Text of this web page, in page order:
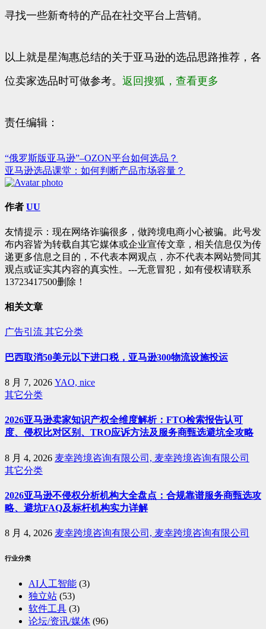
寻找一些新奇特的产品在社交平台上营销。
以上就是星淘惠总结的关于亚马逊的选品思路推荐，各
位卖家选品时可做参考。 返回搜狐，查看更多
责任编辑：
文
章
导
“俄罗斯版亚马逊”–OZON平台如何选品？
亚马逊选品课堂：如何判断产品市场容量？
作者 UU
友情提示：现在网络诈骗很多，做跨境电商小心被骗。此号发
布内容皆为转载自其它媒体或企业宣传文章，相关信息仅为传
递更多信息之目的，不代表本网观点，亦不代表本网站赞同其
观点或证实其内容的真实性。---无意冒犯，如有侵权请联系
13723417500删除！
相关文章
广告引流 其它分类
巴西取消50美元以下进口税，亚马逊300物流设施投运
8 月 7, 2026 YAO, nice
其它分类
2026亚马逊卖家知识产权全维度解析：FTO检索报告认可
度、侵权比对区别、TRO应诉方法及服务商甄选避坑全攻略
8 月 4, 2026 麦幸跨境咨询有限公司, 麦幸跨境咨询有限公司
其它分类
2026亚马逊不侵权分析机构大全盘点：合规靠谱服务商甄选攻
略、避坑FAQ及标杆机构实力详解
8 月 4, 2026 麦幸跨境咨询有限公司, 麦幸跨境咨询有限公司
行业分类
AI人工智能 (3)
独立站 (53)
软件工具 (3)
论坛/资讯/媒体 (96)